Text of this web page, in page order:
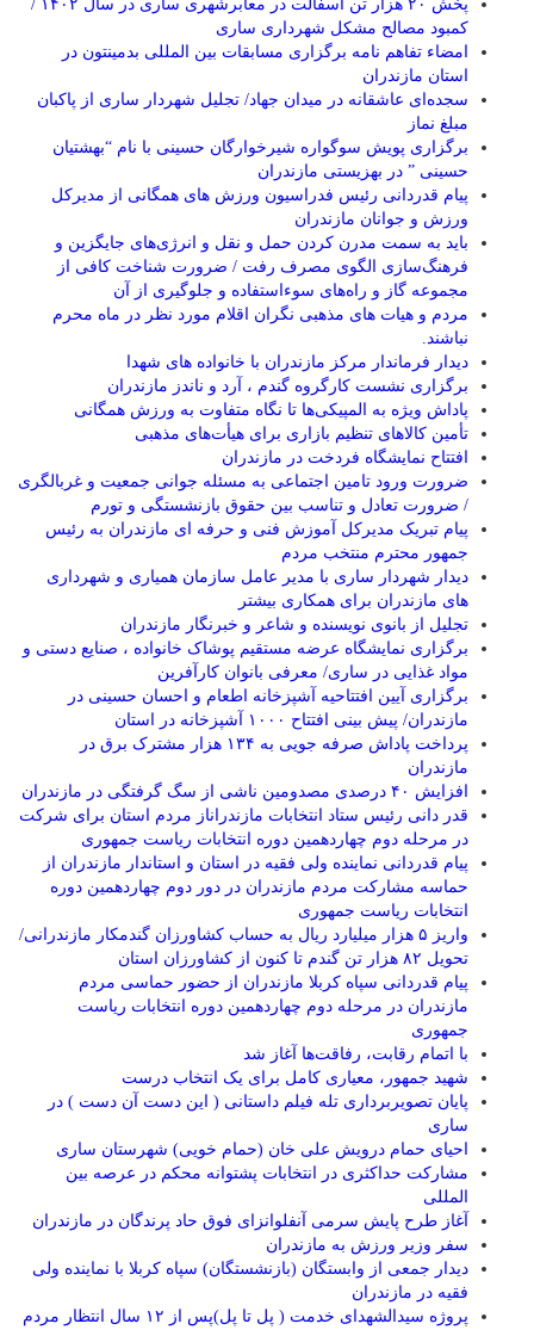
پخش ۲۰ هزار تن آسفالت در معابرشهری ساری در سال ۱۴۰۲ /
کمبود مصالح مشکل شهرداری ساری
امضاء تفاهم نامه برگزاری مسابقات بین المللی بدمینتون در
استان مازندران
سجده‌ای عاشقانه در میدان جهاد/ تجلیل شهردار ساری از پاکبان
مبلغ نماز
برگزاری پویش سوگواره شیرخوارگان حسینی با نام “بهشتیان
حسینی ” در بهزیستی مازندران
پیام قدردانی رئیس فدراسیون ورزش های همگانی از مدیرکل
ورزش و جوانان مازندران
باید به سمت مدرن کردن حمل و نقل و انرژی‌های جایگزین و
فرهنگ‌سازی الگوی مصرف رفت / ضرورت شناخت کافی از
مجموعه گاز و راه‌های سوءاستفاده و جلوگیری از آن
مردم و هیات های مذهبی نگران اقلام مورد نظر در ماه محرم
نباشند.
دیدار فرماندار مرکز مازندران با خانواده های شهدا
برگزاری نشست کارگروه گندم ، آرد و ناندز مازندران
پاداش ویژه به المپیکی‌ها تا نگاه متفاوت به ورزش همگانی
تأمین کالاهای تنظیم بازاری برای هیأت‌های مذهبی
افتتاح نمایشگاه فردخت در مازندران
ضرورت ورود تامین اجتماعی به مسئله جوانی جمعیت و غربالگری
/ ضرورت تعادل و تناسب بین حقوق بازنشستگی و تورم
پیام تبریک مدیرکل آموزش فنی و حرفه ای مازندران به رئیس
جمهور محترم منتخب مردم
دیدار شهردار ساری با مدیر عامل سازمان همیاری و شهرداری
های مازندران برای همکاری بیشتر
تجلیل از بانوی نویسنده و شاعر و خبرنگار مازندران
برگزاری نمایشگاه عرضه مستقیم پوشاک خانواده ، صنایع دستی و
مواد غذایی در ساری/ معرفی بانوان کارآفرین
برگزاری آیین افتتاحیه آشپزخانه اطعام و احسان حسینی در
مازندران/ پیش بینی افتتاح ۱۰۰۰ آشپزخانه در استان
پرداخت پاداش صرفه جویی به ۱۳۴ هزار مشترک برق در
مازندران
افزایش ۴۰ درصدی مصدومین ناشی از سگ گرفتگی در مازندران
قدر دانی رئیس ستاد انتخابات مازندراناز مردم استان برای شرکت
در مرحله دوم چهاردهمین دوره انتخابات ریاست جمهوری
پیام قدردانی نماینده ولی فقیه در استان و استاندار مازندران از
حماسه مشارکت مردم مازندران در دور دوم چهاردهمین دوره
انتخابات ریاست جمهوری
واریز ۵ هزار میلیارد ریال به حساب کشاورزان گندمکار مازندرانی/
تحویل ۸۲ هزار تن گندم تا کنون از کشاورزان استان
پیام قدردانی سپاه کربلا مازندران از حضور حماسی مردم
مازندران در مرحله دوم چهاردهمین دوره انتخابات ریاست
جمهوری
با اتمام رقابت، رفاقت‌ها آغاز شد
شهید جمهور، معیاری کامل برای یک انتخاب درست
پایان تصویربرداری تله فیلم داستانی ( این دست آن دست ) در
ساری
احیای حمام درویش علی خان (حمام خویی) شهرستان ساری
مشارکت حداکثری در انتخابات پشتوانه محکم در عرصه بین
المللی
آغاز طرح پایش سرمی آنفلوانزای فوق حاد پرندگان در مازندران
سفر وزیر ورزش به مازندران
دیدار جمعی از وابستگان (بازنشستگان) سپاه کربلا با نماینده ولی
فقیه در مازندران
پروژه سیدالشهدای خدمت ( پل تا پل)پس از ۱۲ سال انتظار مردم